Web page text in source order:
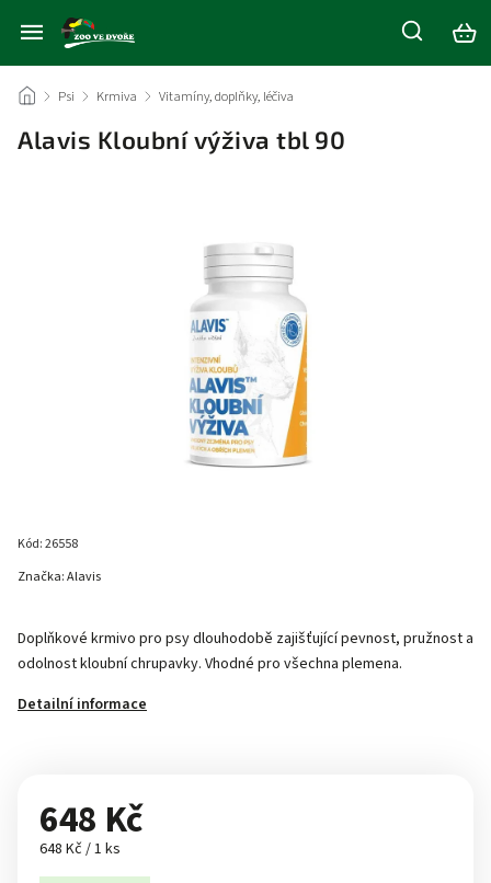
/ Psi / Krmiva / Vitamíny, doplňky, léčiva
Alavis Kloubní výživa tbl 90
Kód:26558
Doplňkové krmivo pro psy dlouhodobě zajišťující pevnost, pružnost a
odolnost kloubní chrupavky. Vhodné pro všechna plemena.
Detailní informace
Značka:Alavis
648 Kč
648 Kč / 1 ks